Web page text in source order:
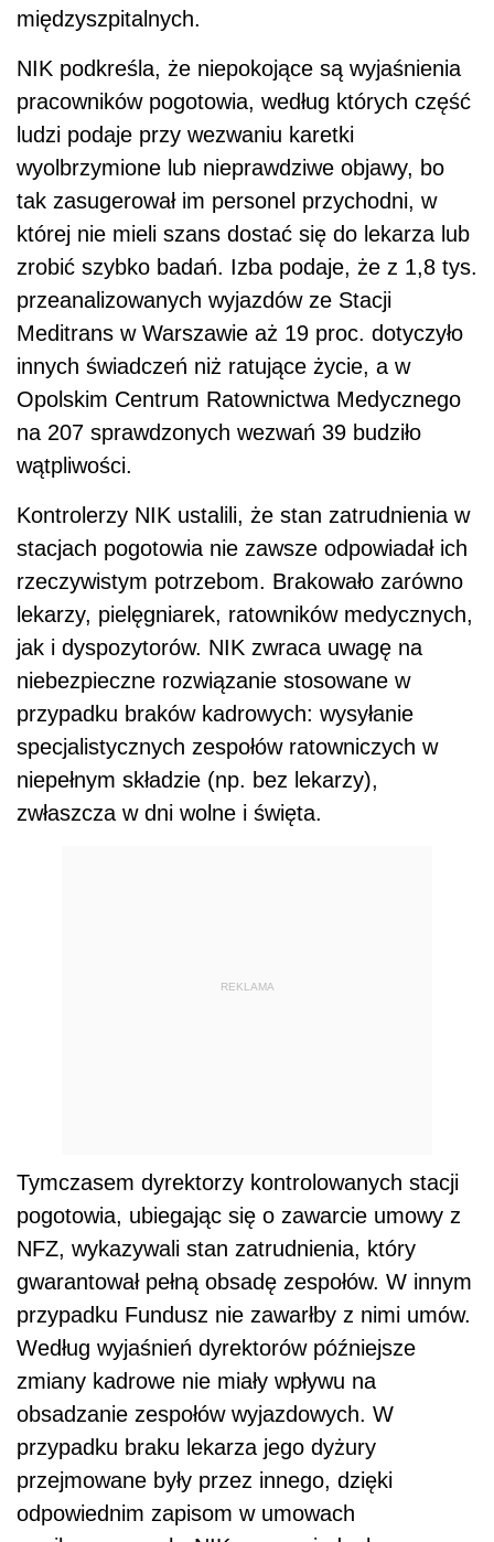
międzyszpitalnych.
NIK podkreśla, że niepokojące są wyjaśnienia
pracowników pogotowia, według których część
ludzi podaje przy wezwaniu karetki
wyolbrzymione lub nieprawdziwe objawy, bo
tak zasugerował im personel przychodni, w
której nie mieli szans dostać się do lekarza lub
zrobić szybko badań. Izba podaje, że z 1,8 tys.
przeanalizowanych wyjazdów ze Stacji
Meditrans w Warszawie aż 19 proc. dotyczyło
innych świadczeń niż ratujące życie, a w
Opolskim Centrum Ratownictwa Medycznego
na 207 sprawdzonych wezwań 39 budziło
wątpliwości.
Kontrolerzy NIK ustalili, że stan zatrudnienia w
stacjach pogotowia nie zawsze odpowiadał ich
rzeczywistym potrzebom. Brakowało zarówno
lekarzy, pielęgniarek, ratowników medycznych,
jak i dyspozytorów. NIK zwraca uwagę na
niebezpieczne rozwiązanie stosowane w
przypadku braków kadrowych: wysyłanie
specjalistycznych zespołów ratowniczych w
niepełnym składzie (np. bez lekarzy),
zwłaszcza w dni wolne i święta.
REKLAMA
Tymczasem dyrektorzy kontrolowanych stacji
pogotowia, ubiegając się o zawarcie umowy z
NFZ, wykazywali stan zatrudnienia, który
gwarantował pełną obsadę zespołów. W innym
przypadku Fundusz nie zawarłby z nimi umów.
Według wyjaśnień dyrektorów późniejsze
zmiany kadrowe nie miały wpływu na
obsadzanie zespołów wyjazdowych. W
przypadku braku lekarza jego dyżury
przejmowane były przez innego, dzięki
odpowiednim zapisom w umowach